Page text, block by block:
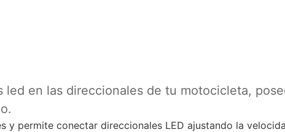
led en las direccionales de tu motocicleta,
y permite conectar direccionales LED ajustando la